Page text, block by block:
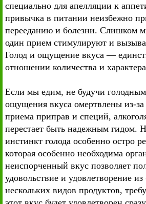
специально для апелляции к
привычка в питании неизбежно
перееданию и болезни. Слишком
один прием стимулируют и
Голод и ощущение вкуса —
отношении количества и
Если мы едим, не будучи
ощущения вкуса омертвлены из-за
приема приправ и специй,
перестает быть надежным гидом.
инстинкт голода особенно остро
которая особенно необходима
неиспорченный вкус позволяет
удовольствие и удовлетворение
нескольких видов продуктов,